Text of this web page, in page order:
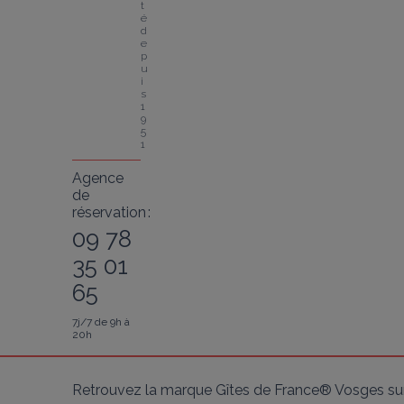
t
é
d
e
p
u
i
s
1
9
5
1
Agence
de
réservation :
09 78
35 01
65
7j/7 de 9h à
20h
Retrouvez la marque Gîtes de France® Vosges